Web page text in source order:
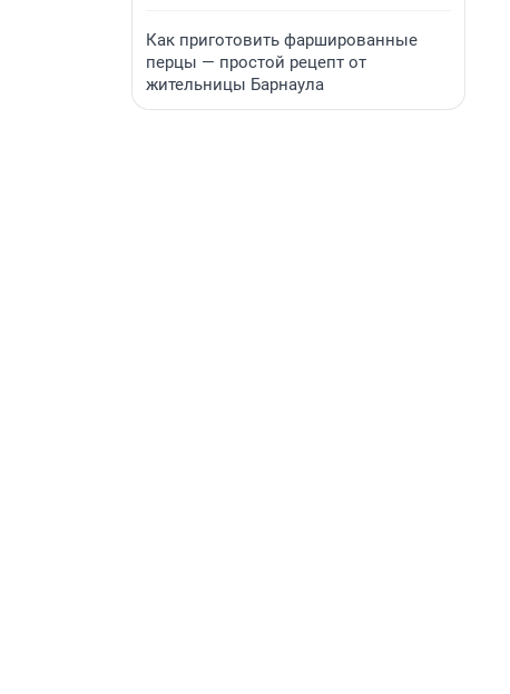
Как приготовить фаршированные
перцы — простой рецепт от
жительницы Барнаула